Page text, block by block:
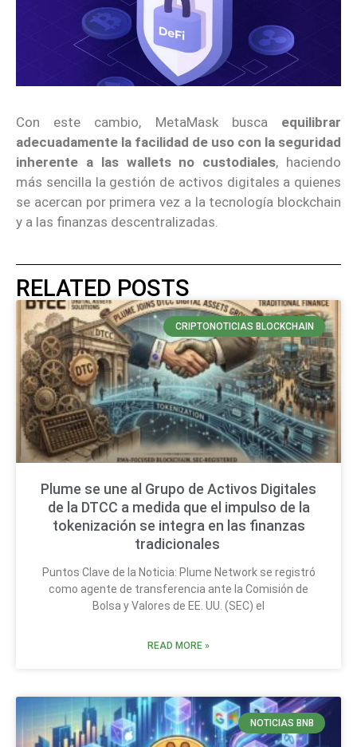
Con este cambio, MetaMask busca equilibrar
adecuadamente la facilidad de uso con la seguridad
inherente a las wallets no custodiales, haciendo
más sencilla la gestión de activos digitales a quienes
se acercan por primera vez a la tecnología blockchain
y a las finanzas descentralizadas.
RELATED POSTS
CRIPTONOTICIAS BLOCKCHAIN
Plume se une al Grupo de Activos Digitales
de la DTCC a medida que el impulso de la
tokenización se integra en las finanzas
tradicionales
Puntos Clave de la Noticia: Plume Network se registró
como agente de transferencia ante la Comisión de
Bolsa y Valores de EE. UU. (SEC) el
READ MORE »
NOTICIAS BNB